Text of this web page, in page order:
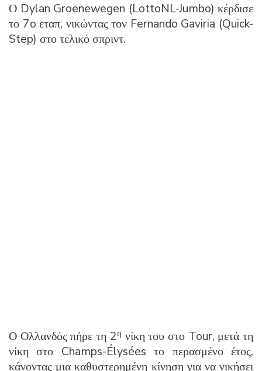
Ο Dylan Groenewegen (LottoNL-Jumbo) κέρδισε
το 7o εταπ, νικώντας τον Fernando Gaviria (Quick-
Step) στο τελικό σπριντ.
Ο Ολλανδός πήρε τη 2η νίκη του στο Tour, μετά τη
νίκη στο Champs-Élysées το περασμένο έτος,
κάνοντας μια καθυστερημένη κίνηση για να νικήσει